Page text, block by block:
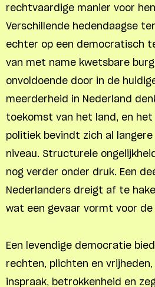
rechtvaardige manier voor
Verschillende hedendaagse
echter op een democratisch
van met name kwetsbare
onvoldoende door in de
meerderheid in Nederland
toekomst van het land, en
politiek bevindt zich al
niveau. Structurele
nog verder onder druk. Een
Nederlanders dreigt af te
wat een gevaar vormt voor
Een levendige democratie
rechten, plichten en vrijheden,
inspraak, betrokkenheid en